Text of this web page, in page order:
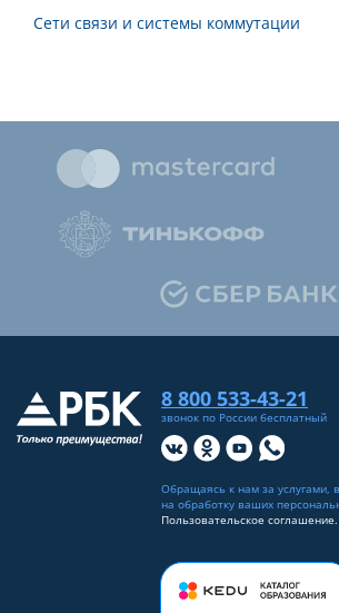
Сети связи и системы коммутации
8 800 533-43-21
звонок по России бесплатный
Обращаясь к нам за услугами,
на обработку ваших
Пользовательское соглашение.